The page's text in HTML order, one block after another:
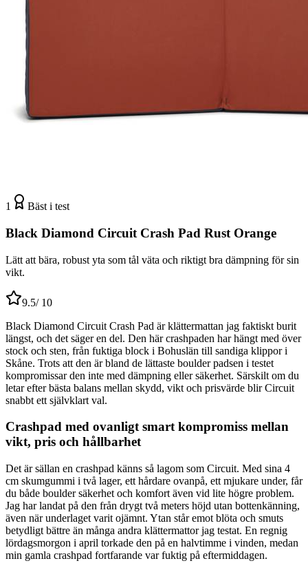
1 Bäst i test
Black Diamond Circuit Crash Pad Rust Orange
Lätt att bära, robust yta som tål väta och riktigt bra dämpning för sin
vikt.
9.5/ 10
Black Diamond Circuit Crash Pad är klättermattan jag faktiskt burit
längst, och det säger en del. Den här crashpaden har hängt med över
stock och sten, från fuktiga block i Bohuslän till sandiga klippor i
Skåne. Trots att den är bland de lättaste boulder padsen i testet
kompromissar den inte med dämpning eller säkerhet. Särskilt om du
letar efter bästa balans mellan skydd, vikt och prisvärde blir Circuit
snabbt ett självklart val.
Crashpad med ovanligt smart kompromiss mellan
vikt, pris och hållbarhet
Det är sällan en crashpad känns så lagom som Circuit. Med sina 4
cm skumgummi i två lager, ett hårdare ovanpå, ett mjukare under, får
du både boulder säkerhet och komfort även vid lite högre problem.
Jag har landat på den från drygt två meters höjd utan bottenkänning,
även när underlaget varit ojämnt. Ytan står emot blöta och smuts
betydligt bättre än många andra klättermattor jag testat. En regnig
lördagsmorgon i april torkade den på en halvtimme i vinden, medan
min gamla crashpad fortfarande var fuktig på eftermiddagen.